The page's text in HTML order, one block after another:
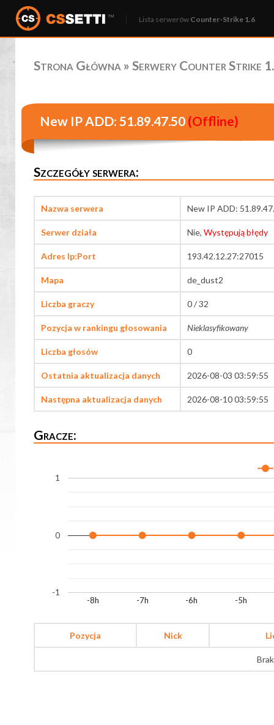
Lista serwerów Counter-Strike 1.6
Strona Główna » Serwery Counter Strike
New IP ADD: 51.89.47.50 (Offline)
Szczegóły serwera:
Nazwa serwera New IP ADD:
Serwer działa Nie, Występują błędy
Adres Ip:Port 193.42.12.27:27015
Mapa de_dust2
Liczba graczy 0 / 32
Pozycja w rankingu głosowania Nieklasyfikowany
Liczba głosów 0
Ostatnia aktualizacja danych 2026-08-03 03:59:55
Następna aktualizacja danych 2026-08-10 03:59:55
Gracze:
-8h -7h -6h -5h
-1
0
1
Pozycja Nick